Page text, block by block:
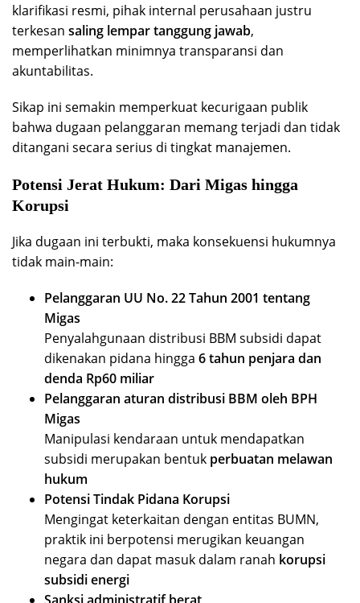
klarifikasi resmi, pihak internal perusahaan justru
terkesan saling lempar tanggung jawab,
memperlihatkan minimnya transparansi dan
akuntabilitas.
Sikap ini semakin memperkuat kecurigaan publik
bahwa dugaan pelanggaran memang terjadi dan tidak
ditangani secara serius di tingkat manajemen.
Potensi Jerat Hukum: Dari Migas hingga
Korupsi
Jika dugaan ini terbukti, maka konsekuensi hukumnya
tidak main-main:
Pelanggaran UU No. 22 Tahun 2001 tentang
Migas
Penyalahgunaan distribusi BBM subsidi dapat
dikenakan pidana hingga 6 tahun penjara dan
denda Rp60 miliar
Pelanggaran aturan distribusi BBM oleh BPH
Migas
Manipulasi kendaraan untuk mendapatkan
subsidi merupakan bentuk perbuatan melawan
hukum
Potensi Tindak Pidana Korupsi
Mengingat keterkaitan dengan entitas BUMN,
praktik ini berpotensi merugikan keuangan
negara dan dapat masuk dalam ranah korupsi
subsidi energi